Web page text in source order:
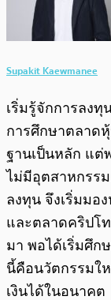
Supakit Kaewmanee
เริ่มรู้จักการลง
การศึกษาตลาด
ฐานเป็นหลัก แต่
ไม่มีอุตสาหกรร
ลงทุน จึงเริ่มมอ
และตลาดคริปโท
มา พอได้เริ่มศึก
นี้คือนวัตกรรมใ
เงินได้ในอนาคต